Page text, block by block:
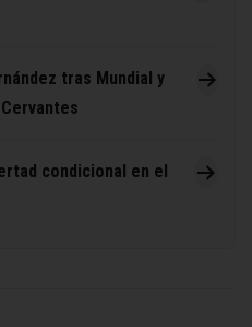
tras Mundial y
condicional en el